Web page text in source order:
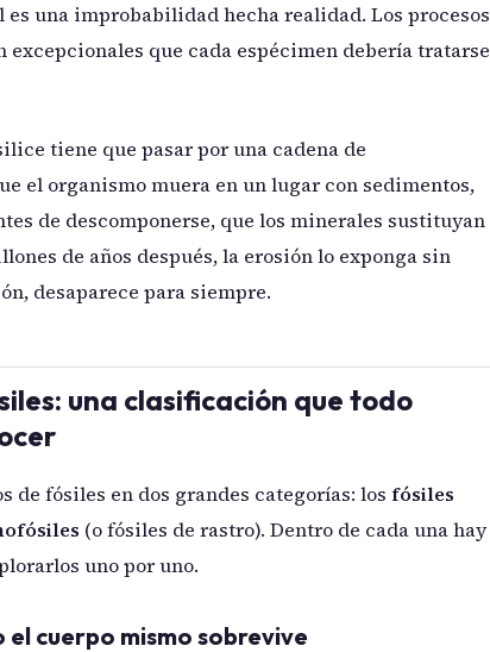
una improbabilidad hecha realidad. Los procesos
que cada espécimen debería tratarse
tiene que pasar por una cadena de
el organismo muera en un lugar con sedimentos,
de descomponerse, que los minerales sustituyan
de años después, la erosión lo exponga sin
desaparece para siempre.
una clasificación que todo
de fósiles en dos grandes categorías: los fósiles
(o fósiles de rastro). Dentro de cada una hay
uno por uno.
el cuerpo mismo sobrevive